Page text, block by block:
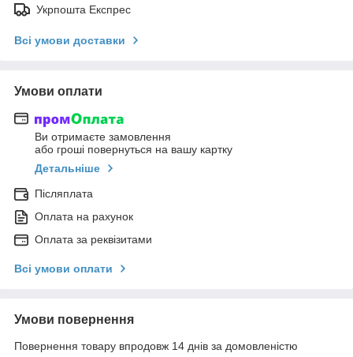
Укрпошта Експрес
Всі умови доставки
Умови оплати
Ви отримаєте замовлення
або гроші повернуться на вашу картку
Детальніше
Післяплата
Оплата на рахунок
Оплата за реквізитами
Всі умови оплати
Умови повернення
Повернення товару впродовж 14 днів за домовленістю